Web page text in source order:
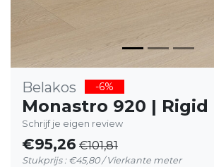
Belakos -6%
Monastro 920 | Rigid
Schrijf je eigen review
€95,26 €101,81
Stukprijs : €45,80 / Vierkante meter